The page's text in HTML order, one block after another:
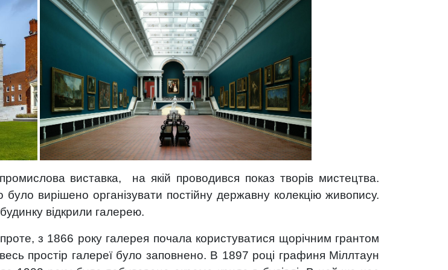
виставка, на якій проводився показ творів мистецтва.
вирішено організувати постійну державну колекцію живопису.
відкрили галерею.
з 1866 року галерея почала користуватися щорічним грантом
простір галереї було заповнено. В 1897 році графиня Міллтаун